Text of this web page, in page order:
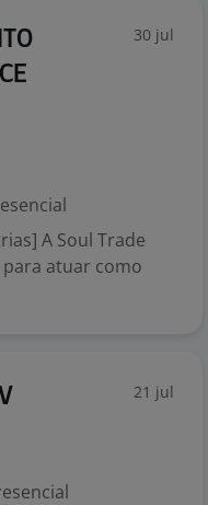
30 jul
A Soul Trade
atuar como
21 jul